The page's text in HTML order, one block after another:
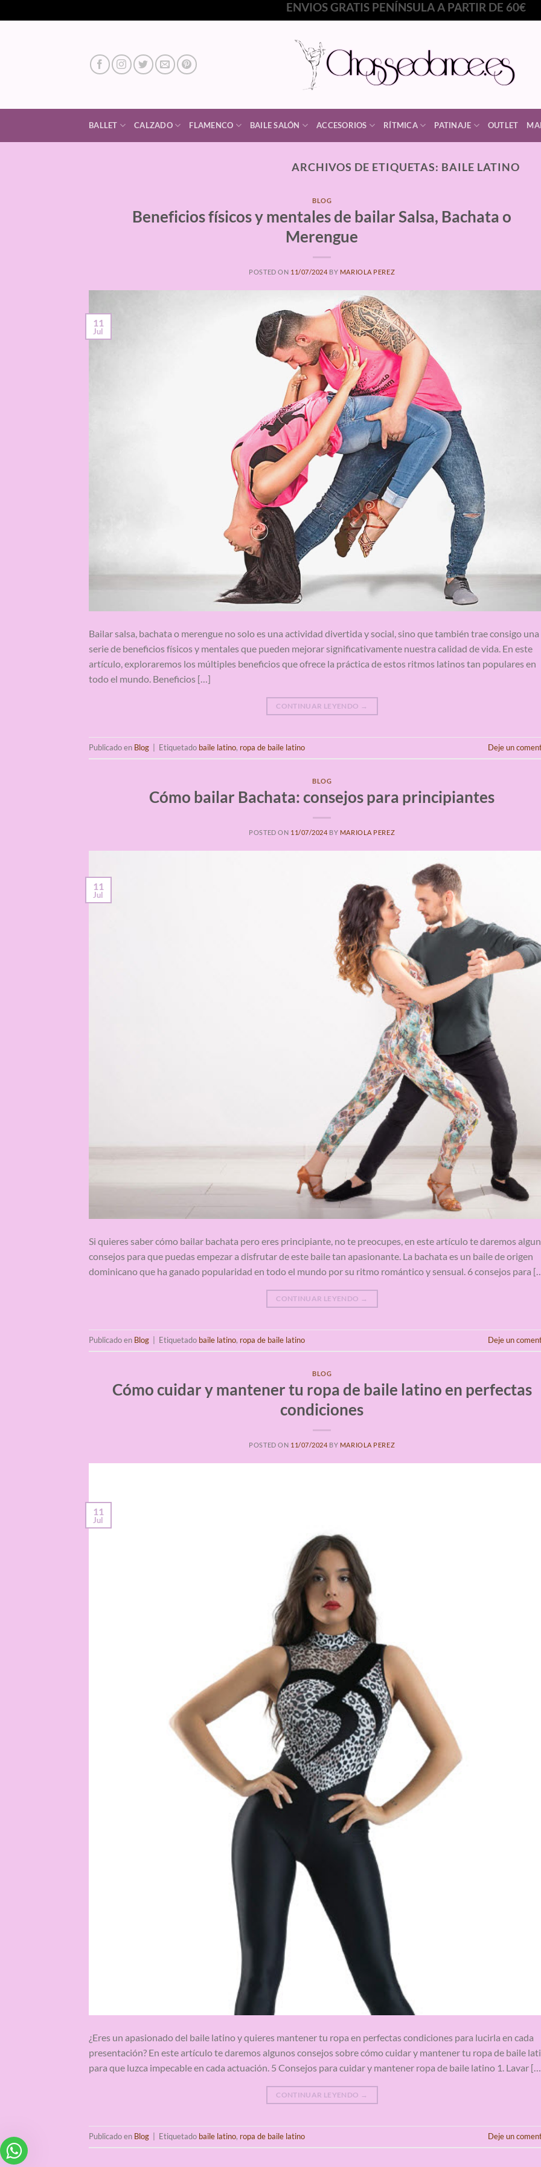
al
ENVIOS GRATIS PENÍNSULA A PARTIR DE 60€
BALLET CALZADO FLAMENCO BAILE SALÓN ACCESORIOS RÍTMICA PATINAJE OUTLET
ARCHIVOS DE ETIQUETAS: BAILE LATINO
BLOG
Beneficios físicos y mentales de bailar Salsa, Bachata o
Merengue
POSTED ON 11/07/2024 BY MARIOLA PEREZ
11
Jul
Bailar salsa, bachata o merengue no solo es una actividad divertida y social, sino que también trae consigo una
serie de beneficios físicos y mentales que pueden mejorar significativamente nuestra calidad de vida. En este
artículo, exploraremos los múltiples beneficios que ofrece la práctica de estos ritmos latinos tan populares en
todo el mundo. Beneficios […]
CONTINUAR LEYENDO →
Publicado en Blog Etiquetado baile latino, ropa de baile latino Deje un
BLOG
Cómo bailar Bachata: consejos para principiantes
POSTED ON 11/07/2024 BY MARIOLA PEREZ
11
Jul
Si quieres saber cómo bailar bachata pero eres principiante, no te preocupes, en este artículo te daremos
consejos para que puedas empezar a disfrutar de este baile tan apasionante. La bachata es un baile de origen
dominicano que ha ganado popularidad en todo el mundo por su ritmo romántico y sensual. 6 consejos para
CONTINUAR LEYENDO →
Publicado en Blog Etiquetado baile latino, ropa de baile latino Deje un
BLOG
Cómo cuidar y mantener tu ropa de baile latino en perfectas
condiciones
POSTED ON 11/07/2024 BY MARIOLA PEREZ
11
Jul
¿Eres un apasionado del baile latino y quieres mantener tu ropa en perfectas condiciones para lucirla en cada
presentación? En este artículo te daremos algunos consejos sobre cómo cuidar y mantener tu ropa de baile
para que luzca impecable en cada actuación. 5 Consejos para cuidar y mantener ropa de baile latino 1. Lavar
CONTINUAR LEYENDO →
Publicado en Blog Etiquetado baile latino, ropa de baile latino Deje un